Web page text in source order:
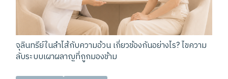
จุลินทรีย์ในลำไส้กับความอ้วน เกี่ยวข้องกันอย่างไร? ไขความ
ลับระบบเผาผลาญที่ถูกมองข้าม